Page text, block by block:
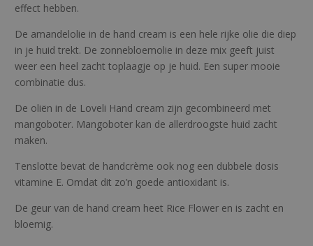
effect hebben.
De amandelolie in de hand cream is een hele rijke olie die diep
in je huid trekt. De zonnebloemolie in deze mix geeft juist
weer een heel zacht toplaagje op je huid. Een super mooie
combinatie dus.
De oliën in de Loveli Hand cream zijn gecombineerd met
mangoboter. Mangoboter kan de allerdroogste huid zacht
maken.
Tenslotte bevat de handcrème ook nog een dubbele dosis
vitamine E. Omdat dit zo’n goede antioxidant is.
De geur van de hand cream heet Rice Flower en is zacht en
bloemig.